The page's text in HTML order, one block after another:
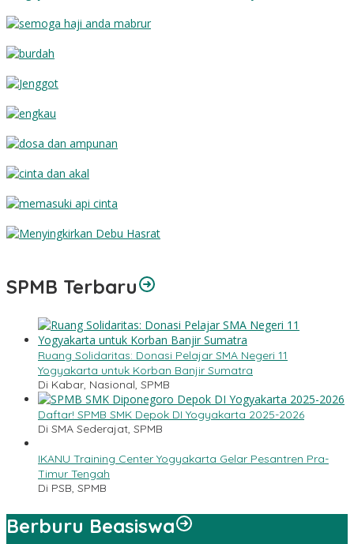
SPMB Terbaru
Ruang Solidaritas: Donasi Pelajar SMA Negeri 11
Yogyakarta untuk Korban Banjir Sumatra
Di Kabar, Nasional, SPMB
Daftar! SPMB SMK Depok DI Yogyakarta 2025-2026
Di SMA Sederajat, SPMB
IKANU Training Center Yogyakarta Gelar Pesantren Pra-
Timur Tengah
Di PSB, SPMB
Berburu Beasiswa